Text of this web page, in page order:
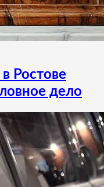
Ростове
дело